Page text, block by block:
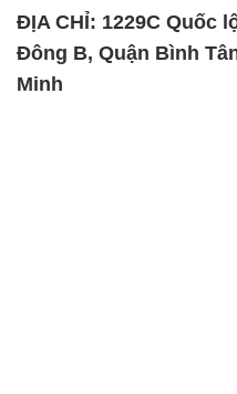
ĐỊA CHỈ: 1229C Quốc
Đông B, Quận Bình
Minh